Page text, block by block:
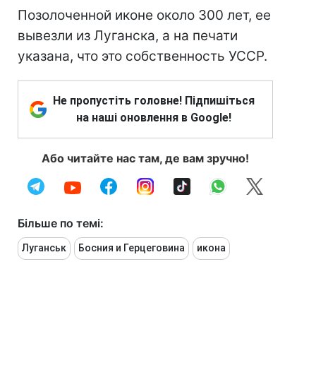
Позолоченной иконе около 300 лет, ее
вывезли из Луганска, а на печати
указана, что это собственность УССР.
Не пропустіть головне! Підпишіться
на наші оновлення в Google!
Або читайте нас там, де вам зручно!
Більше по темі:
Луганськ Босния и Герцеговина икона